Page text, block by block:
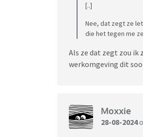
[..]
Nee, dat zegt ze
die het tegen me
Als ze dat zegt zou ik
werkomgeving dit
Moxxie
28-08-2024